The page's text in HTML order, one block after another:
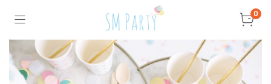
0